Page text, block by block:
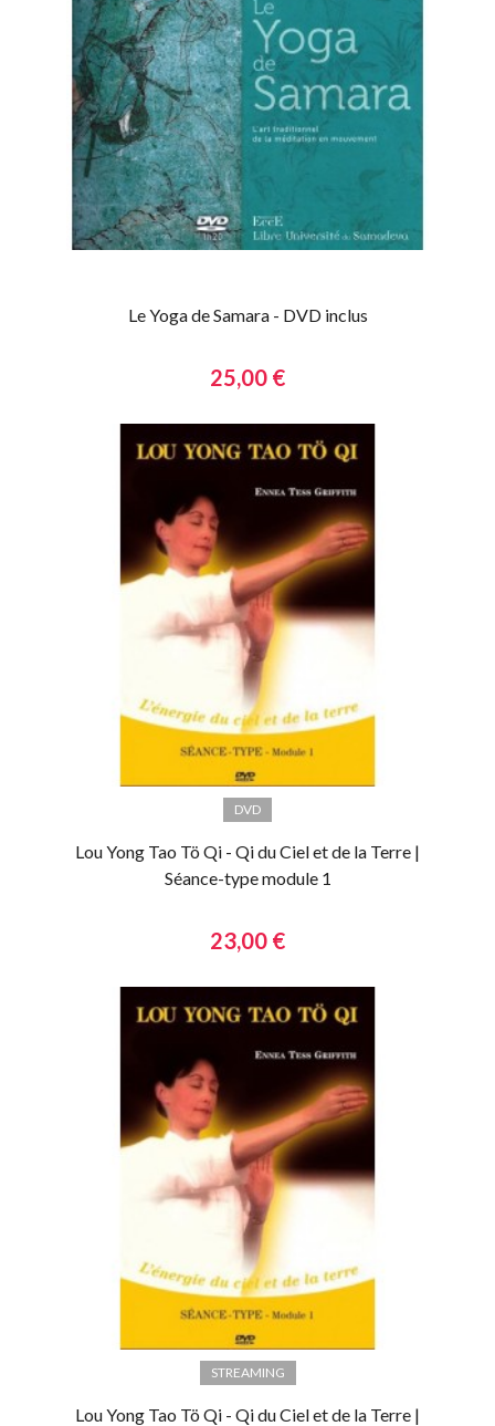
Le Yoga de Samara - DVD inclus
25,00 €
DVD
Lou Yong Tao Tö Qi - Qi du Ciel et de la Terre |
Séance-type module 1
23,00 €
STREAMING
Lou Yong Tao Tö Qi - Qi du Ciel et de la Terre |